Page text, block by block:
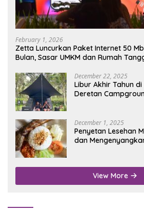
February 1, 2026
Zetta Luncurkan Paket Internet 50
Bulan, Sasar UMKM dan Rumah
December 22, 2025
Libur Akhir Tahun
Deretan
December 1, 2025
Penyetan Lesehan
dan
View More